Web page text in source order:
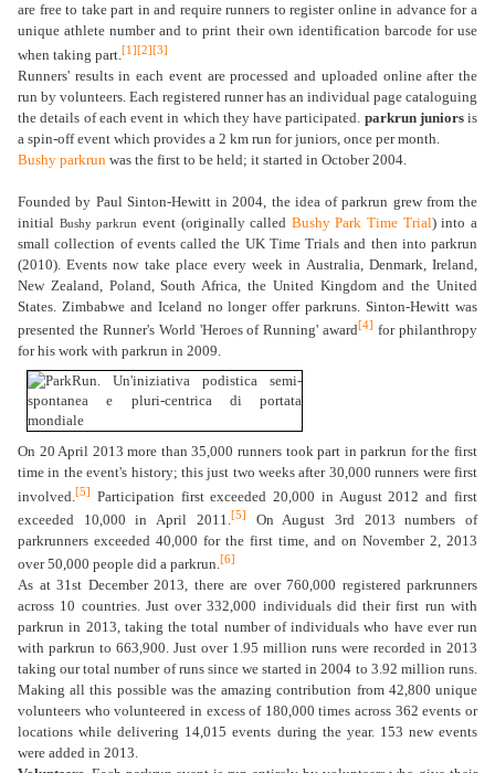
are free to take part in and require runners to register online in advance for a
unique athlete number and to print their own identification barcode for use
when taking part. [1][2][3]
Runners' results in each event are processed and uploaded online after the
run by volunteers. Each registered runner has an individual page cataloguing
the details of each event in which they have participated. parkrun juniorsis
a spin-off event which provides a 2 km run for juniors, once per month.
Bushy parkrun was the first to be held; it started in October 2004.
Founded by Paul Sinton-Hewitt in 2004, the idea of parkrun grew from the
initial Bushy parkrun event (originally called Bushy Park Time Trial) into a
small collection of events called the UK Time Trials and then into parkrun
(2010). Events now take place every week in Australia, Denmark, Ireland,
New Zealand, Poland, South Africa, the United Kingdom and the United
States. Zimbabwe and Iceland no longer offer parkruns. Sinton-Hewitt was
presented the Runner's World 'Heroes of Running' award[4] for philanthropy
for his work with parkrun in 2009.
On 20 April 2013 more than 35,000 runners took part in parkrun for the first
time in the event's history; this just two weeks after 30,000 runners were first
involved. [5] Participation first exceeded 20,000 in August 2012 and first
exceeded 10,000 in April 2011. [5]
On August 3rd 2013 numbers of
parkrunners exceeded 40,000 for the first time, and on November 2, 2013
over 50,000 people did a parkrun.[6]
As at 31st December 2013, there are over 760,000 registered parkrunners
across 10 countries. Just over 332,000 individuals did their first run with
parkrun in 2013, taking the total number of individuals who have ever run
with parkrun to 663,900. Just over 1.95 million runs were recorded in 2013
taking our total number of runs since we started in 2004 to 3.92 million runs.
Making all this possible was the amazing contribution from 42,800 unique
volunteers who volunteered in excess of 180,000 times across 362 events or
locations while delivering 14,015 events during the year. 153 new events
were added in 2013.